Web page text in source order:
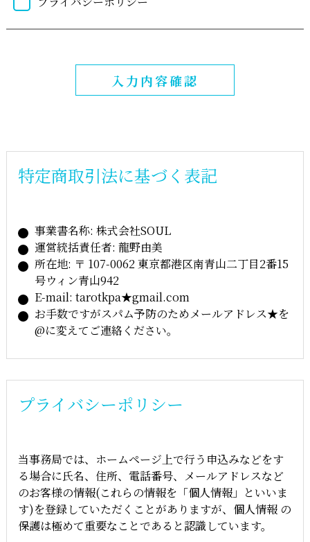
入力内容確認
特定商取引法に基づく表記
事業書名称: 株式会社SOUL
運営統括責任者: 龍野由美
所在地: 〒 107-0062 東京都港区南青山二丁目2番15
号ウィン青山942
E-mail: tarotkpa★gmail.com
お手数ですがスパム予防のためメールアドレス★を
@に変えてご連絡ください。
商品代金には消費税が含まれています。商品により、
代引き手数料および荷送料がかかる場合がございま
む)につきましては、お客様と打合せ後、お見積りを提
出させていただきます。別途実費、交通費をお支払い
いただく場合がございます。
お支払方法
プライバシーポリシー
当事務局では、ホームページ上で行う申込みなどをす
る場合に氏名、住所、電話番号、メールアドレスなど
のお客様の情報(これらの情報を「個人情報」といいま
す)を登録していただくことがありますが、個人情報 の
保護は極めて重要なことであると認識しています。